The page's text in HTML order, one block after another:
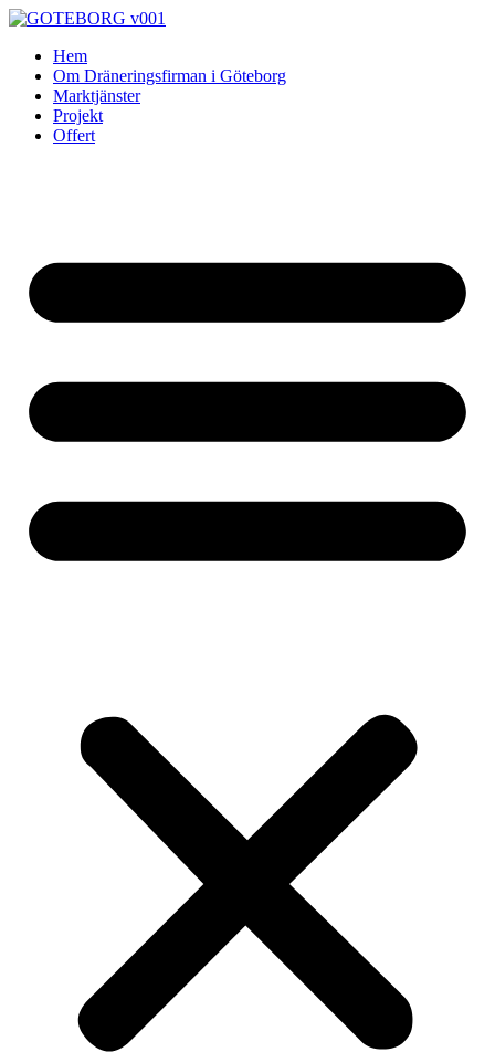
Skip
contentHem
Om Dräneringsfirman i Göteborg
Marktjänster
Projekt
Offert